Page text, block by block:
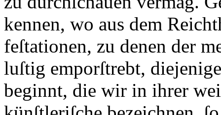
kennen, wo aus dem
feſtationen, zu denen der
luſtig emporſtrebt,
beginnt, die wir in ihrer